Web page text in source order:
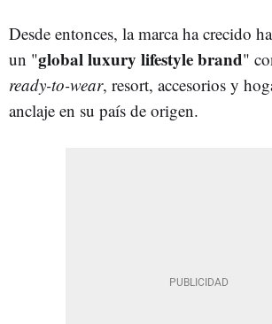
Desde entonces, la marca ha crecido
un "global luxury lifestyle brand"
ready-to-wear, resort, accesorios y
anclaje en su país de origen.